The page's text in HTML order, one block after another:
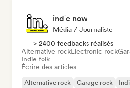
indie now
Média / Journaliste
> 2400 feedbacks réalisés
Alternative rockElectronic rock
Indie folk
Écrire des articles
Alternative rock Garage rock